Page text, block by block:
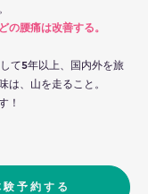
の腰痛は改善する。
て5年以上、国内外を旅
は、山を走ること。
！
予約する